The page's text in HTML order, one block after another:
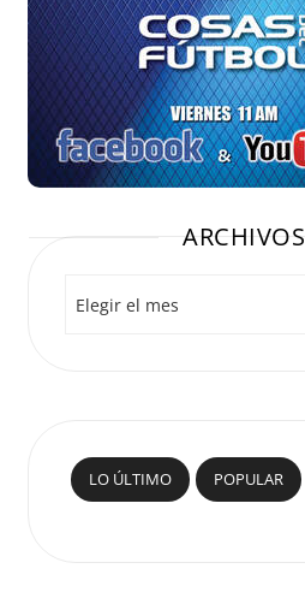
ARCHIVOS
LO ÚLTIMO POPULAR